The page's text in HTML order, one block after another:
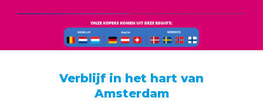
Verblijf in het hart van
Amsterdam